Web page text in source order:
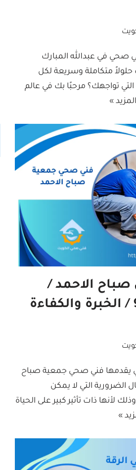
في عبدالله المبارك
حلولاً متكاملة وسريعة لكل
تواجهك؟ مرحبًا بك في عالم
»
الاحمد /
99439496 / الخبرة والكفاءة
يقدمها فني صحي جمعية صباح
الضرورية التي لا يمكن
لأنها ذات تأثير كبير على الحياة
»